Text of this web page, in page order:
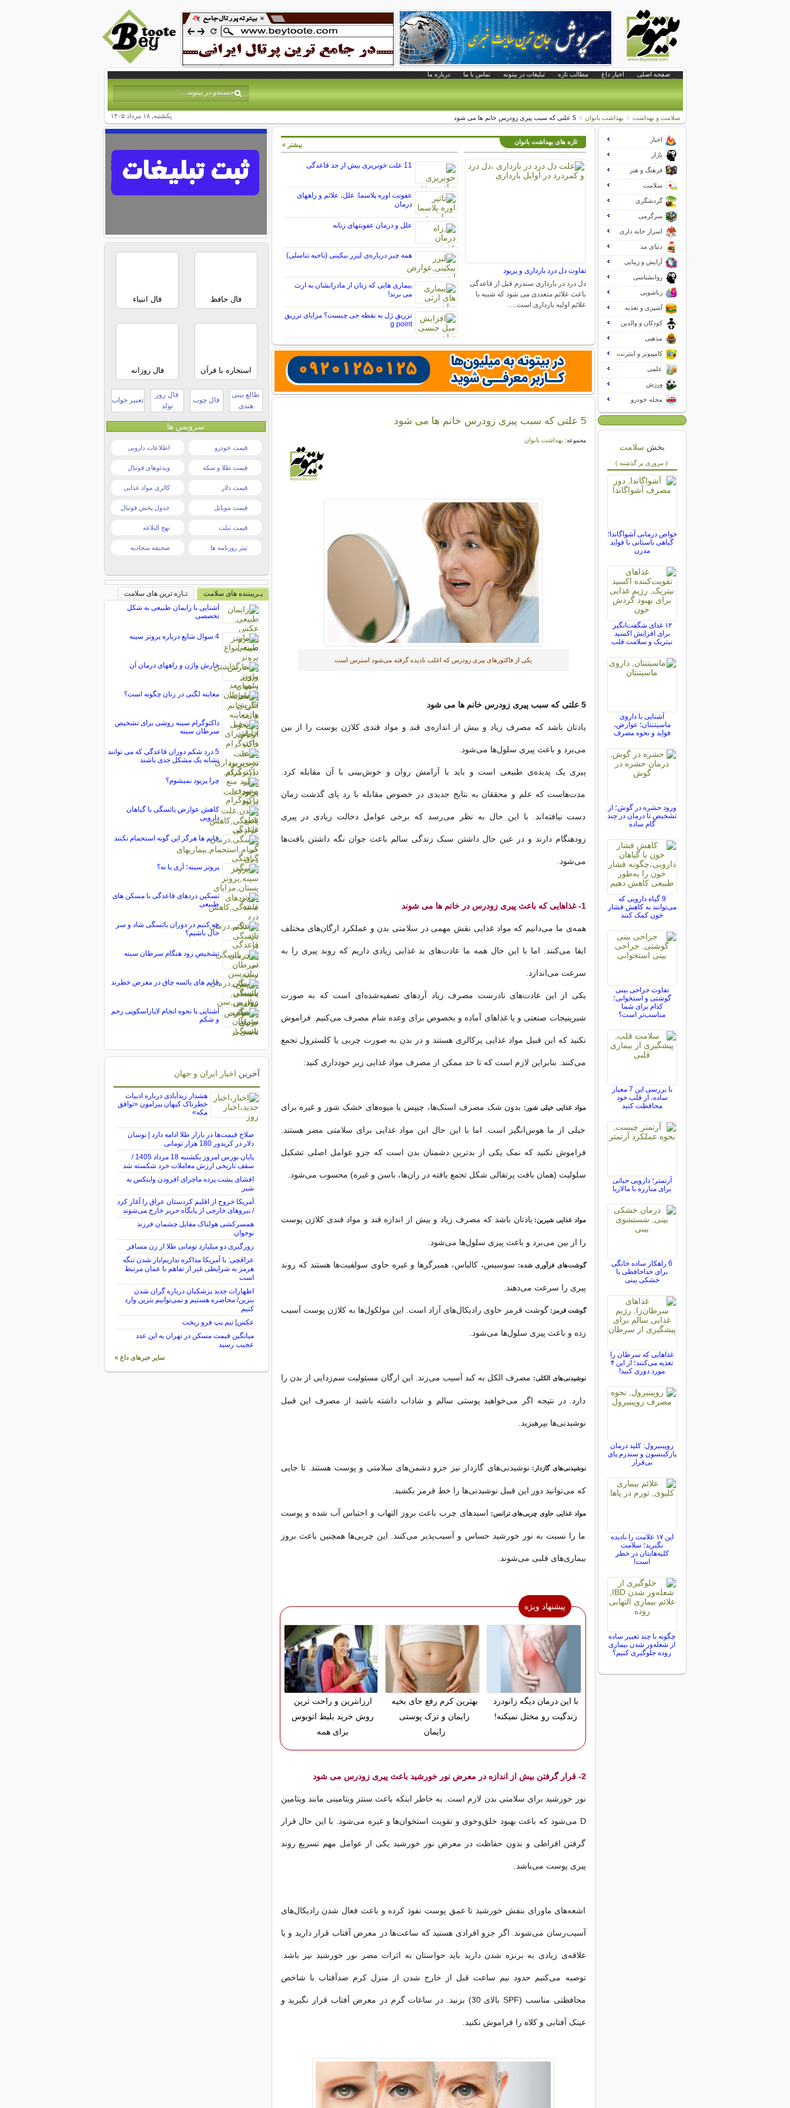
صفحه اصلی اخبار داغ مطالب تازه تبلیغات در بیتوته تماس با ما درباره ما
یکشنبه, ۱۸ مرداد ۱۴۰۵ سلامت و بهداشت بهداشت بانوان 5 علتی که سبب پیری زودرس خانم ها می شود
تازه های بهداشت بانوان
تفاوت دل درد بارداری و پریود
دل درد در بارداری سندرم قبل از قاعدگی
باعث علائم متعددی می شود که شبیه با
علائم اولیه بارداری است.…
11 علت خونریزی بیش از حد قاعدگی
عفونت اوره پلاسما: علل، علائم و راههای
درمان
علل و درمان عفونتهای زنانه
همه چیز درباره‌ی لیزر بیکینی (ناحیه تناسلی)
بیماری هایی که زنان از مادرانشان به ارث
می برند!
تزریق ژل به نقطه جی چیست؟ مزایای تزریق
g point
بیشتر »
5 علتی که سبب پیری زودرس خانم ها می شود
مجموعه: بهداشت بانوان
یکی از فاکتورهای پیری زودرس که اغلب نادیده گرفته می‌شود استرس است
5 علتی که سبب پیری زودرس خانم ها می شود
یادتان باشد که مصرف زیاد و بیش از اندازه‌ی قند و مواد قندی کلاژن پوست را از بین
می‌برد و باعث پیری سلول‌ها می‌شود.
پیری یک پدیده‌ی طبیعی است و باید با آرامش روان و خوش‌بینی با آن مقابله کرد.
مدت‌هاست که علم و محققان به نتایج جدیدی در خصوص مقابله با رد پای گذشت زمان
دست نیافته‌اند. با این حال به نظر می‌رسد که برخی عوامل دخالت زیادی در پیری
زودهنگام دارند و در عین حال داشتن سبک زندگی سالم باعث جوان نگه داشتن بافت‌ها
می‌شود.
1- غذاهایی که باعث پیری زودرس در خانم ها می شوند
همه‌ی ما می‌دانیم که مواد غذایی نقش مهمی در سلامتی بدن و عملکرد ارگان‌های مختلف
ایفا می‌کنند. اما با این حال همه‌ ما عادت‌های بد غذایی زیادی داریم که روند پیری را به
سرعت می‌اندازد.
یکی از این عادت‌های نادرست مصرف زیاد آردهای تصفیه‌شده‌ای است که به صورت
شیرینیجات صنعتی و یا غذاهای آماده و بخصوص برای وعده‌ شام مصرف می‌کنیم. فراموش
نکنید که این قبیل مواد غذایی پرکالری هستند و در بدن به صورت چربی یا کلسترول تجمع
می‌کنند. بنابراین لازم است که تا حد ممکن از مصرف مواد غذایی زیر خودداری کنید:
مواد غذایی خیلی شور: بدون شک مصرف اسنک‌ها، چیپس یا میوه‌های خشک شور و غیره برای
خیلی از ما هوس‌انگیز است. اما با این حال این مواد غذایی برای سلامتی مضر هستند.
فراموش نکنید که نمک یکی از بدترین دشمنان بدن است که جزو عوامل اصلی تشکیل
سلولیت (همان بافت پرتقالی شکل تجمع یافته در ران‌ها، باسن و غیره) محسوب می‌شود.
مواد غذایی شیرین: یادتان باشد که مصرف زیاد و بیش از اندازه‌ قند و مواد قندی کلاژن پوست
را از بین می‌برد و باعث پیری سلول‌ها می‌شود.
گوشت‌های فرآوری شده: سوسیس، کالباس، همبرگرها و غیره حاوی سولفیت‌ها هستند که روند
پیری را سرعت می‌دهند.
گوشت قرمز: گوشت قرمز حاوی رادیکال‌های آزاد است. این مولکول‌ها به کلاژن پوست آسیب‌
زده و باعث پیری سلول‌ها می‌شود.
نوشیدنی‌های الکلی: مصرف الکل به کبد آسیب می‌زند. این ارگان مسئولیت سم‌زدایی از بدن را
دارد. در نتیجه اگر می‌خواهید پوستی سالم و شاداب داشته باشید از مصرف این قبیل
نوشیدنی‌ها بپرهیزید.
نوشیدنی‌های گازدار: نوشیدنی‌های گازدار نیز جزو دشمن‌های سلامتی و پوست هستند. تا جایی
که می‌توانید دور این قبیل نوشیدنی‌ها را خط قرمز بکشید.
مواد غذایی حاوی چربی‌های ترانس: اسیدهای چرب باعث بروز التهاب و احتباس آب شده و پوست
ما را نسبت به نور خورشید حساس و آسیب‌پذیر می‌کنند. این چربی‌ها همچنین باعث بروز
بیماری‌های قلبی می‌شوند.
پیشنهاد ویژه
با این درمان دیگه زانودرد
زندگیت رو مختل نمیکنه!
بهترین کرم رفع جای بخیه
زایمان و ترک پوستی
زایمان
ارزانترین و راحت ترین
روش خرید بلیط اتوبوس
برای همه
2- قرار گرفتن بیش از اندازه در معرض نور خورشید باعث پیری زودرس می شود
نور خورشید برای سلامتی بدن لازم است. به خاطر اینکه باعث سنتز ویتامینی مانند ویتامین
D می‌شود که باعث بهبود خلق‌وخوی و تقویت استخوان‌ها و غیره می‌شود. با این حال قرار
گرفتن افراطی و بدون حفاظت در معرض نور خورشید یکی از عوامل مهم تسریع روند
پیری پوست می‌باشد.
اشعه‌های ماورای بنفش خورشید تا عمق پوست نفوذ کرده و باعث فعال شدن رادیکال‌های
آسیب‌رسان می‌شوند. اگر جزو افرادی هستید که ساعت‌ها در معرض آفتاب قرار دارید و یا
علاقه‌ی زیادی به برنزه شدن دارید باید حواستان به اثرات مضر نور خورشید نیز باشد.
توصیه می‌کنیم حدود نیم ساعت قبل از خارج شدن از منزل کرم ضدآفتاب با شاخص
محافظتی مناسب (SPF بالای 30) بزنید. در ساعات گرم در معرض آفتاب قرار نگیرید و
عینک آفتابی و کلاه را فراموش نکنید.
اخبار
بازار
فرهنگ و هنر
سلامت
گردشگری
سرگرمی
اسرار خانه داری
دنیای مد
آرایش و زیبایی
روانشناسی
زناشویی
آشپزی و تغذیه
کودکان و والدین
مذهبی
کامپیوتر و اینترنت
علمی
ورزش
مجله خودرو
بخش سلامت
( مروری بر گذشته )
خواص درمانی آشواگاندا؛
گیاهی باستانی با فواید
مدرن
۱۲ غذای شگفت‌انگیز
برای افزایش اکسید
نیتریک و سلامت قلب
آشنایی با داروی
ماسیتنتان؛ عوارض،
فواید و نحوه مصرف
ورود حشره در گوش؛ از
تشخیص تا درمان در چند
گام ساده
9 گیاه دارویی که
می‌توانند به کاهش فشار
خون کمک کنند
تفاوت جراحی بینی
گوشتی و استخوانی؛
کدام برای شما
مناسب‌تر است؟
با بررسی این 7 معیار
ساده، از قلب خود
محافظت کنید
آرتمتر؛ دارویی حیاتی
برای مبارزه با مالاریا
6 راهکار ساده خانگی
برای خداحافظی با
خشکی بینی
غذاهایی که سرطان را
تغذیه می‌کنند؛ از این ۴
مورد دوری کنید!
روپینیرول: کلید درمان
پارکینسون و سندرم پای
بی‌قرار
این ۱۷ علامت را نادیده
نگیرید؛ سلامت
کلیه‌هایتان در خطر
است!
چگونه با چند تغییر ساده
از شعله‌ور شدن بیماری
روده جلوگیری کنیم؟
فال حافظ فال انبیاء
استخاره با قرآن فال روزانه
طالع بینی
هندی
فال چوب
فال روز
تولد
تعبیر خواب
سرویس ها
قیمت خودرو اطلاعات دارویی
قیمت طلا و سکه ویدئوهای فوتبال
قیمت دلار کالری مواد غذایی
قیمت موبایل جدول پخش فوتبال
قیمت تبلت نهج البلاغه
تیتر روزنامه ها صحیفه سجادیه
پـربیننده های سلامت
تـازه ترین های سلامت
آشنایی با زایمان طبیعی به شکل
تخصصی
4 سوال شايع درباره پروتز سينه
خارش واژن و راههای درمان آن
معاینه لگنی در زنان چگونه است؟
داکتوگرام سینه روشی برای تشخیص
سرطان سینه
5 درد شکم دوران قاعدگی که می توانند
نشانه یک مشکل جدی باشند
چرا پریود نمیشوم؟
کاهش عوارض یائسگی با گیاهان
دارویی
خانم ها هرگز این گونه استحمام نکنند
پروتز سینه؛ آری یا نه؟
تسكین دردهای قاعدگی با مسکن های
طبیعی
چه کنیم در دوران یائسگی شاد و سر
حال باشیم؟
تشخیص زود هنگام سرطان سینه
خانم های یائسه چاق در معرض خطرند
آشنایی با نحوه انجام لاپاراسکوپی رحم
و شکم
آخرین اخبار ایران و جهان
هشدار زیدآبادی درباره ادبیات
خطرناک کیهان پیرامون «توافق
مکه»
صلاح قیمت‌ها در بازار طلا ادامه دارد | نوسان
دلار در کریدور 180 هزار تومانی
پایان بورس امروز یکشنبه 18 مرداد 1405 /
سقف تاریخی ارزش معاملات خرد شکسته شد
افشای پشت پرده ماجرای افزودن وایتکس به
شیر
آمریکا خروج از اقلیم کردستان عراق را آغاز کرد
/ نیروهای خارجی از پایگاه حریر خارج می‌شوند
همسرکشی هولناک مقابل چشمان فرزند
نوجوان
زورگیری دو میلیارد تومانی طلا از زن مسافر
عراقچی: با آمریکا مذاکره نداریم/باز شدن تنگه
هرمز به شرایطی غیر از تفاهم با عمان مرتبط
است
اظهارات جدید پزشکیان درباره گران شدن
بنزین/ محاصره هستیم و نمی‌توانیم بنزین وارد
کنیم
عکس| تیم پپ فرو ریخت
میانگین قیمت مسکن در تهران به این عدد
عجیب رسید
سایر خبرهای داغ »